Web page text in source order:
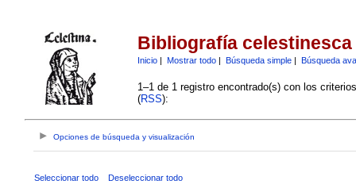
Bibliografía celestinesca
Inicio| Mostrar todo| Búsqueda simple| Búsqueda
1–1 de 1 registro encontrado(s) con los
(RSS):
Opciones de búsqueda y visualización
Seleccionar todo Deseleccionar todo